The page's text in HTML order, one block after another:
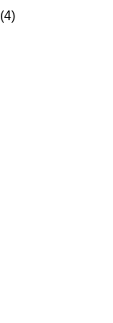
(4)